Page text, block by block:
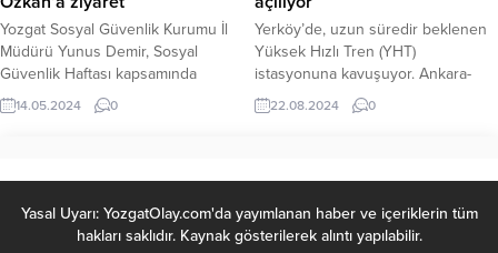
Yozgat Sosyal Güvenlik Kurumu İl
Müdürü Yunus Demir, Sosyal
Güvenlik Haftası kapsamında
Yozgat Valisi Mehmet Ali Özkan’ı
makamında ziyaret etti.
14.05.2024 0
Yerköy’de, uzun süredir beklenen
Yüksek Hızlı Tren (YHT)
istasyonuna kavuşuyor. Ankara-
Yozgat-Sivas YHT Hattı’nın en
önemli duraklarından biri olan
22.08.2024 0
Yasal Uyarı: YozgatOlay.com'da yayımlanan haber ve içeriklerin tüm
hakları saklıdır. Kaynak gösterilerek alıntı yapılabilir.